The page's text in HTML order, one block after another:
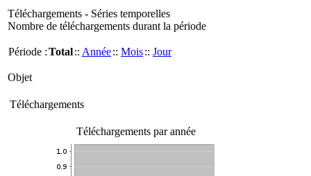
Téléchargements - Séries temporelles
Nombre de téléchargements durant la période
Période :Total:: Année:: Mois:: Jour
Objet
Téléchargements
Téléchargements par année